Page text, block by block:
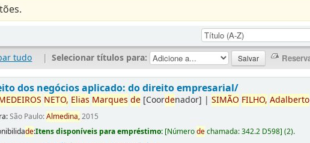
tudo | Selecionar títulos para:
dos negócios aplicado: do direito empresarial/
DEIROS NETO, Elias Marques de [Coordenador] |SIMÃO FILHO, Adalberto
São Paulo:Almedina,2015
de:Itens disponíveis para empréstimo: [Númerodechamada:342.2 D598](2).